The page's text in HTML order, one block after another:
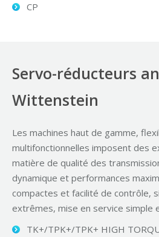
CP
Servo-réducteurs
Wittenstein
Les machines haut de gamme,
multifonctionnelles imposent des
matière de qualité des
dynamique et performances
compactes et facilité de contrôle,
extrêmes, mise en service simple
TK+/TPK+/TPK+ HIGH